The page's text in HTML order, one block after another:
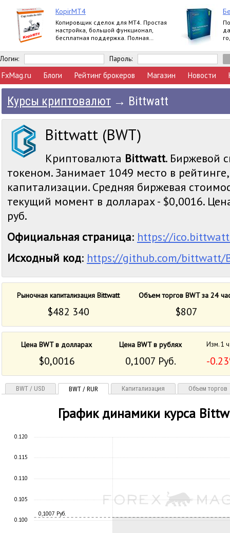
KopirMT4
Копировщик сделок для МТ4. Простая
настройка, большой функционал,
бесплатная поддержка. Полная
Логин: Пароль:
FxMag.ru Блоги Рейтинг брокеров Магазин Новости
Курсы криптовалют → Bittwatt
Bittwatt (BWT)
Криптовалюта Bittwatt. Биржевой
токеном. Занимает 1049 место в
капитализации. Средняя биржевая
текущий момент в долларах - $0,0016.
руб.
Официальная страница: https://
Исходный код: https://github.com/bittwatt/
Рыночная капитализация Bittwatt Объем торгов BWT за 24
$482 340 $807
Цена BWT в долларах Цена BWT в рублях Изм. 1
$0,0016 0,1007 Руб. -
BWT / USD BWT / RUR Капитализация Объем торгов
График динамики курса
0,1007 Руб.
0.100
0.105
0.110
0.115
0.120